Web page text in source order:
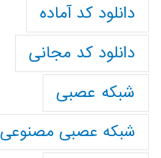
دانلود کد آماده
دانلود کد مجانی
شبکه عصبی
شبکه عصبی مصنوعی